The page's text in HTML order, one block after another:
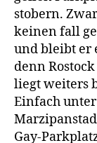
stobern.
keinen fall
und bleibt er
denn
liegt weiters
Einfach
Gay-